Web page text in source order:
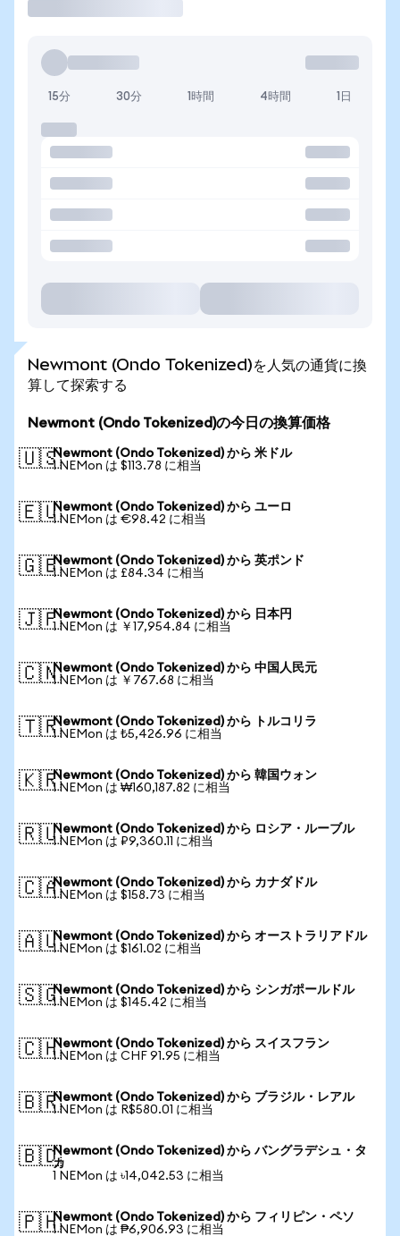
15分 30分 1時間 4時間 1日
Newmont (Ondo Tokenized)を人気の通貨に換
算して探索する
Newmont (Ondo Tokenized)の今日の換算価格
🇺🇸Newmont (Ondo Tokenized) から 米ドル
1 NEMon は $113.78 に相当
🇪🇺Newmont (Ondo Tokenized) から ユーロ
1 NEMon は €98.42 に相当
🇬🇧Newmont (Ondo Tokenized) から 英ポンド
1 NEMon は £84.34 に相当
🇯🇵Newmont (Ondo Tokenized) から 日本円
1 NEMon は ￥17,954.84 に相当
🇨🇳Newmont (Ondo Tokenized) から 中国人民元
1 NEMon は ￥767.68 に相当
🇹🇷Newmont (Ondo Tokenized) から トルコリラ
1 NEMon は ₺5,426.96 に相当
🇰🇷Newmont (Ondo Tokenized) から 韓国ウォン
1 NEMon は ₩160,187.82 に相当
🇷🇺Newmont (Ondo Tokenized) から ロシア・ルーブル
1 NEMon は ₽9,360.11 に相当
🇨🇦Newmont (Ondo Tokenized) から カナダドル
1 NEMon は $158.73 に相当
🇦🇺Newmont (Ondo Tokenized) から オーストラリアドル
1 NEMon は $161.02 に相当
🇸🇬Newmont (Ondo Tokenized) から シンガポールドル
1 NEMon は $145.42 に相当
🇨🇭Newmont (Ondo Tokenized) から スイスフラン
1 NEMon は CHF 91.95 に相当
🇧🇷Newmont (Ondo Tokenized) から ブラジル・レアル
1 NEMon は R$580.01 に相当
🇧🇩Newmont (Ondo Tokenized) から バングラデシュ・タ
カ
1 NEMon は ৳14,042.53 に相当
🇵🇭Newmont (Ondo Tokenized) から フィリピン・ペソ
1 NEMon は ₱6,906.93 に相当